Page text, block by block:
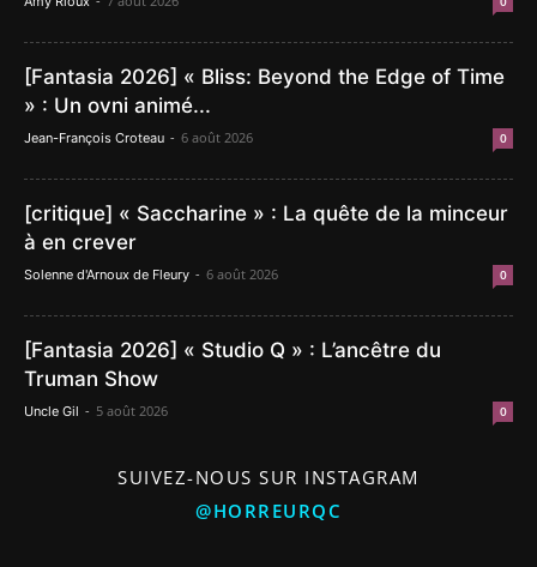
[Fantasia 2026] « Bliss: Beyond the Edge of Time
» : Un ovni animé...
Jean-François Croteau - 6 août 2026 0
[critique] « Saccharine » : La quête de la minceur
à en crever
Solenne d'Arnoux de Fleury - 6 août 2026 0
[Fantasia 2026] « Studio Q » : L’ancêtre du
Truman Show
Uncle Gil - 5 août 2026 0
SUIVEZ-NOUS SUR INSTAGRAM
@HORREURQC